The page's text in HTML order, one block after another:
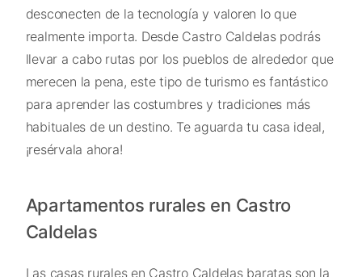
desconecten de la tecnología y valoren lo que
realmente importa. Desde Castro Caldelas podrás
llevar a cabo rutas por los pueblos de alrededor que
merecen la pena, este tipo de turismo es fantástico
para aprender las costumbres y tradiciones más
habituales de un destino. Te aguarda tu casa ideal,
¡resérvala ahora!
Apartamentos rurales en Castro
Caldelas
Las casas rurales en Castro Caldelas baratas son la